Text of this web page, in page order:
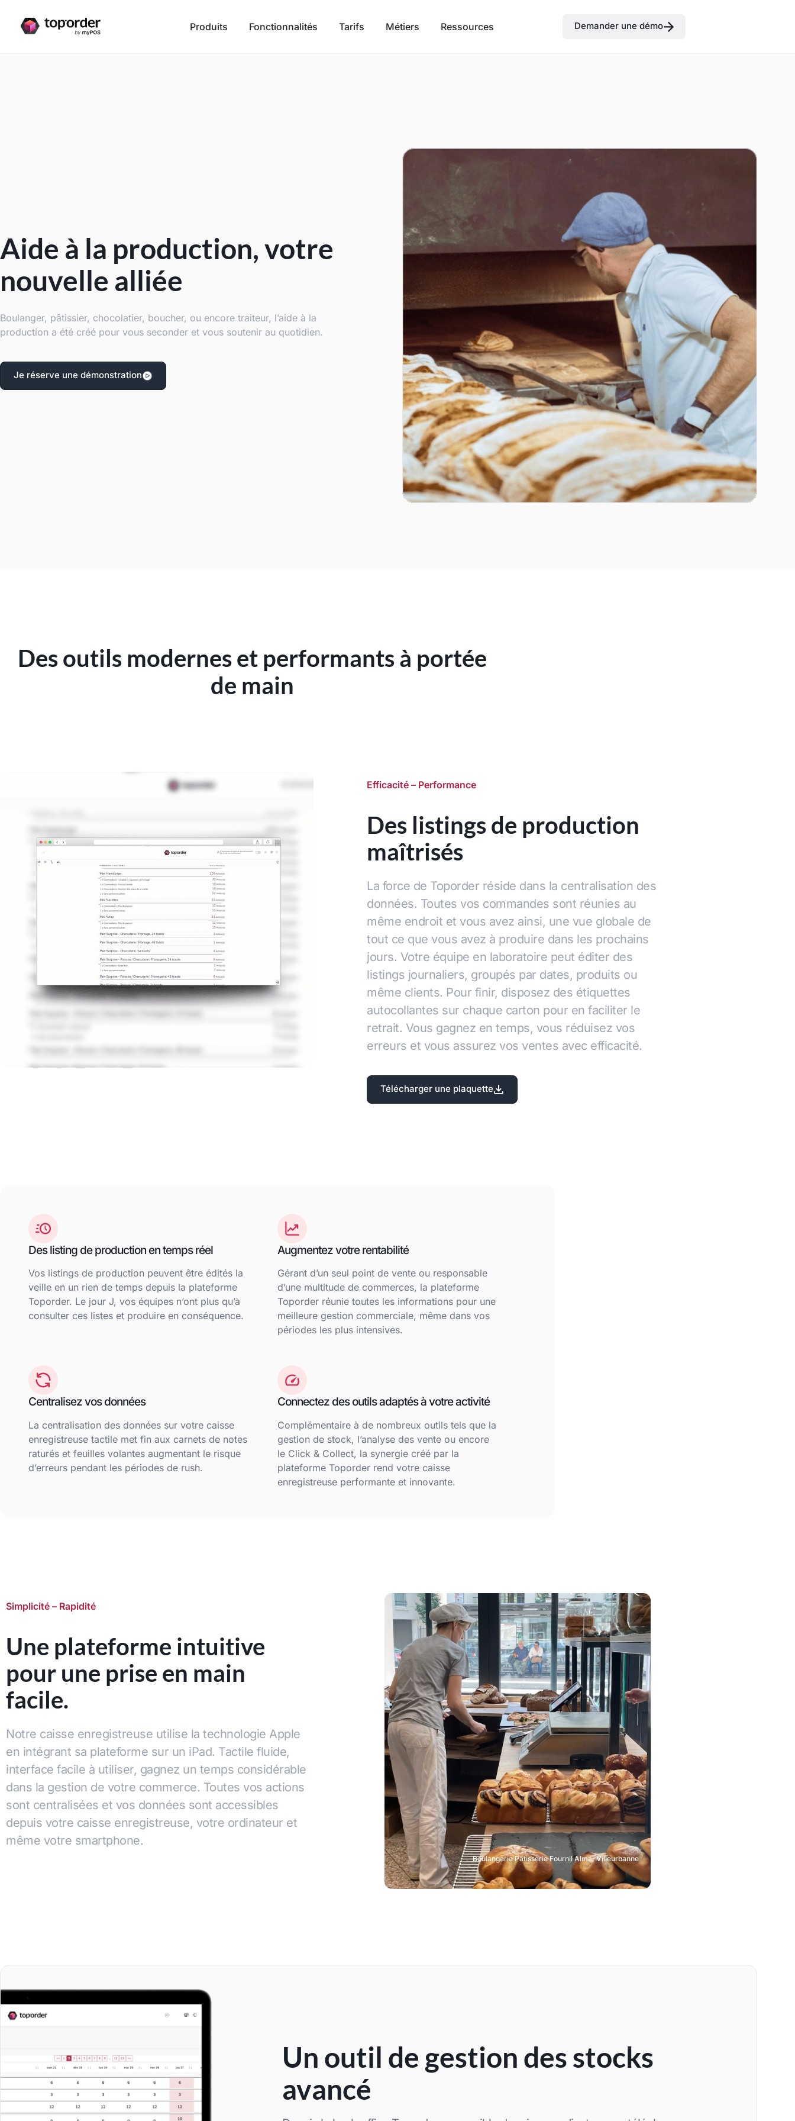
Produits Fonctionnalités Tarifs Métiers Ressources Demander une démo
Aide à la production, votre
nouvelle alliée
Boulanger, pâtissier, chocolatier, boucher, ou encore traiteur, l’aide à la
production a été créé pour vous seconder et vous soutenir au quotidien.
Je réserve une démonstration
Des outils modernes et performants à portée
de main
Efficacité – Performance
Des listings de production
maîtrisés
La force de Toporder réside dans la centralisation des
données. Toutes vos commandes sont réunies au
même endroit et vous avez ainsi, une vue globale de
tout ce que vous avez à produire dans les prochains
jours. Votre équipe en laboratoire peut éditer des
listings journaliers, groupés par dates, produits ou
même clients. Pour finir, disposez des étiquettes
autocollantes sur chaque carton pour en faciliter le
retrait. Vous gagnez en temps, vous réduisez vos
erreurs et vous assurez vos ventes avec efficacité.
Télécharger une plaquette
Des listing de production en temps réel
Vos listings de production peuvent être édités la
veille en un rien de temps depuis la plateforme
Toporder. Le jour J, vos équipes n’ont plus qu’à
consulter ces listes et produire en conséquence.
Augmentez votre rentabilité
Gérant d’un seul point de vente ou responsable
d’une multitude de commerces, la plateforme
Toporder réunie toutes les informations pour une
meilleure gestion commerciale, même dans vos
périodes les plus intensives.
Centralisez vos données
La centralisation des données sur votre caisse
enregistreuse tactile met fin aux carnets de notes
raturés et feuilles volantes augmentant le risque
d’erreurs pendant les périodes de rush.
Connectez des outils adaptés à votre activité
Complémentaire à de nombreux outils tels que la
gestion de stock, l’analyse des vente ou encore
le Click & Collect, la synergie créé par la
plateforme Toporder rend votre caisse
enregistreuse performante et innovante.
Simplicité – Rapidité
Une plateforme intuitive
pour une prise en main
facile.
Notre caisse enregistreuse utilise la technologie Apple
en intégrant sa plateforme sur un iPad. Tactile fluide,
interface facile à utiliser, gagnez un temps considérable
dans la gestion de votre commerce. Toutes vos actions
sont centralisées et vos données sont accessibles
depuis votre caisse enregistreuse, votre ordinateur et
même votre smartphone.
Boulangerie Pâtisserie Fournil Alma, Villeurbanne
Un outil de gestion des stocks
avancé